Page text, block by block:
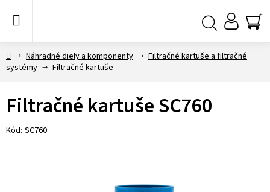
DomovNáhradné diely a komponenty
Filtračné kartuše a filtračné
systémy
Filtračné kartuše
Filtračné kartuše SC760
Kód: SC760